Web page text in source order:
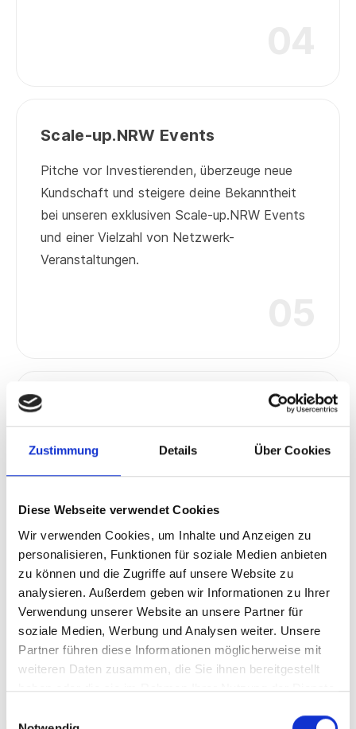
Zustimmung Details Über Cookies
Diese Webseite verwendet Cookies
Wir verwenden Cookies, um Inhalte und Anzeigen zu
personalisieren, Funktionen für soziale Medien anbieten
zu können und die Zugriffe auf unsere Website zu
analysieren. Außerdem geben wir Informationen zu Ihrer
Verwendung unserer Website an unsere Partner für
soziale Medien, Werbung und Analysen weiter. Unsere
Partner führen diese Informationen möglicherweise mit
weiteren Daten zusammen, die Sie ihnen bereitgestellt
haben oder die sie im Rahmen Ihrer Nutzung der Dienste
Scale-up.NRW Events
Pitche vor Investierenden, überzeuge neue
Kundschaft und steigere deine Bekanntheit
bei unseren exklusiven Scale-up.NRW Events
und einer Vielzahl von Netzwerk-
Veranstaltungen.
Peer-2-Peer Learnings
Tausche dich auf Augenhöhe mit anderen
06
06